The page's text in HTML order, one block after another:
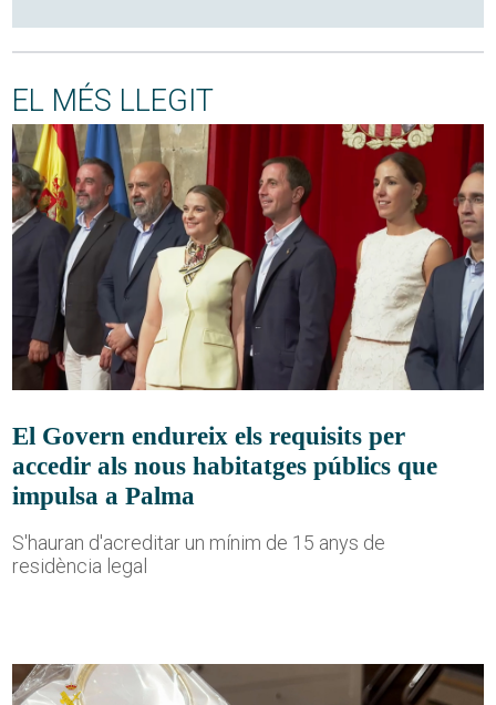
EL MÉS LLEGIT
El Govern endureix els requisits per
accedir als nous habitatges públics que
impulsa a Palma
S'hauran d'acreditar un mínim de 15 anys de
residència legal